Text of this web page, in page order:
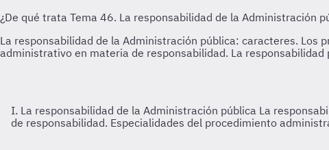
I. La responsabilidad de la Administración pública La
de responsabilidad. Especialidades del procedimiento